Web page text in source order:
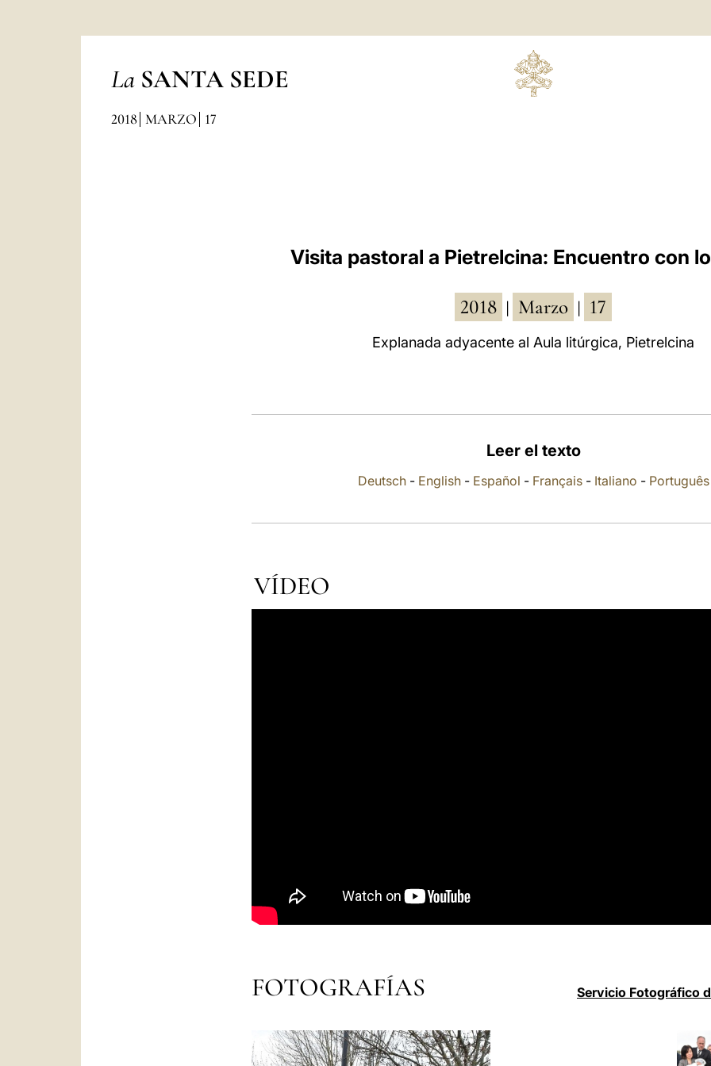
La SANTA SEDE
2018 MARZO 17
Visita pastoral a Pietrelcina: Encuentro con
2018 Marzo 17
Explanada adyacente al Aula litúrgica, Pietrelcina
Leer el texto
Deutsch- English- Español - Français- Italiano - Português
VÍDEO
FOTOGRAFÍAS Servicio Fotográfico